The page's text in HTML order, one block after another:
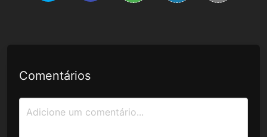
Comentários